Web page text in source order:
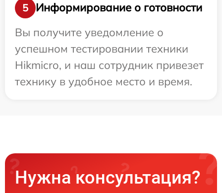
5
Информирование о готовности
Вы получите уведомление о
успешном тестировании техники
Hikmicro, и наш сотрудник привезет
технику в удобное место и время.
Нужна консультация?